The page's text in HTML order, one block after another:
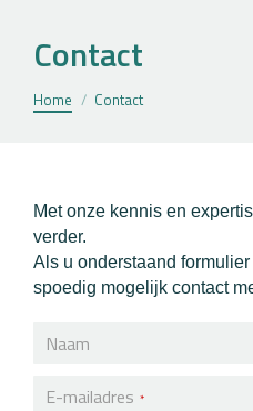
Contact
Je bent hier:
Home Contact
Met onze kennis en
verder.
Als u onderstaand
spoedig mogelijk contact
Naam
E-mailadres *